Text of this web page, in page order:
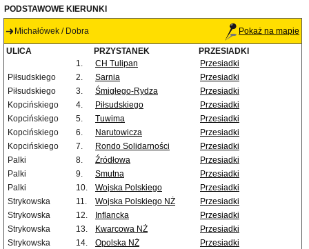
PODSTAWOWE KIERUNKI
Michałówek / Dobra Pokaż na mapie
ULICA PRZYSTANEK
PRZESIADKI
1.
CH Tulipan
Przesiadki
Piłsudskiego
2. Sarnia
Przesiadki
Piłsudskiego
3. Śmigłego-Rydza
Przesiadki
Kopcińskiego
4. Piłsudskiego
Przesiadki
Kopcińskiego
5. Tuwima
Przesiadki
Kopcińskiego
6. Narutowicza
Przesiadki
Kopcińskiego
7. Rondo Solidarności
Przesiadki
Palki
8. Źródłowa
Przesiadki
Palki
9. Smutna
Przesiadki
Palki
10. Wojska Polskiego
Przesiadki
Strykowska
11. Wojska Polskiego NŻ
Przesiadki
Strykowska
12. Inflancka
Przesiadki
Strykowska
13. Kwarcowa NŻ
Przesiadki
Strykowska
14. Opolska NŻ
Przesiadki